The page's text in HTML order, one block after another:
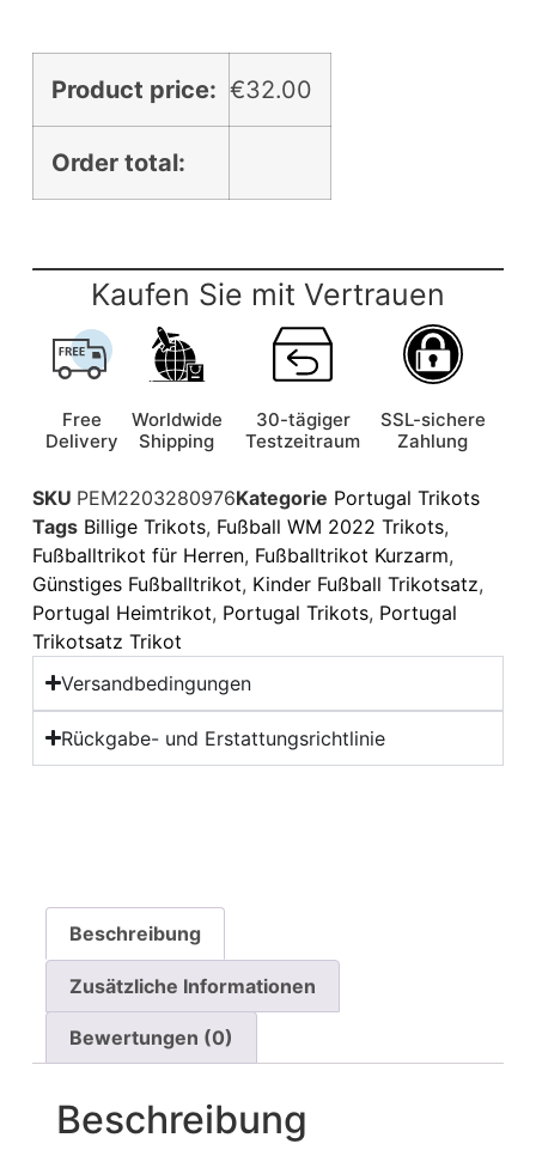
Product price: €32.00
Order total:
Kaufen Sie mit Vertrauen
Free
Delivery
Worldwide
Shipping
30-tägiger
Testzeitraum
SSL-sichere
Zahlung
SKU PEM2203280976Kategorie Portugal Trikots
Tags Billige Trikots, Fußball WM 2022 Trikots,
Fußballtrikot für Herren, Fußballtrikot Kurzarm,
Günstiges Fußballtrikot, Kinder Fußball Trikotsatz,
Portugal Heimtrikot, Portugal Trikots, Portugal
Trikotsatz Trikot
Versandbedingungen
Rückgabe- und Erstattungsrichtlinie
Beschreibung
Zusätzliche Informationen
Bewertungen (0)
Beschreibung